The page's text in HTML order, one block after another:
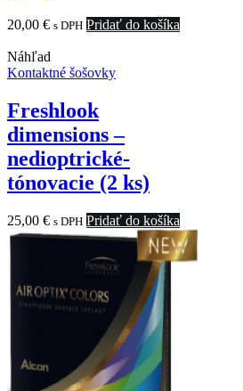
20,00 € s DPH Pridať do košíka
Náhľad
Kontaktné šošovky
Freshlook
dimensions –
nedioptrické-
tónovacie (2 ks)
25,00 € s DPH Pridať do košíka